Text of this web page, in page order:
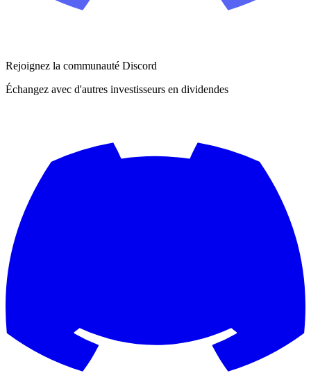
Rejoignez la communauté Discord
Échangez avec d'autres investisseurs en dividendes